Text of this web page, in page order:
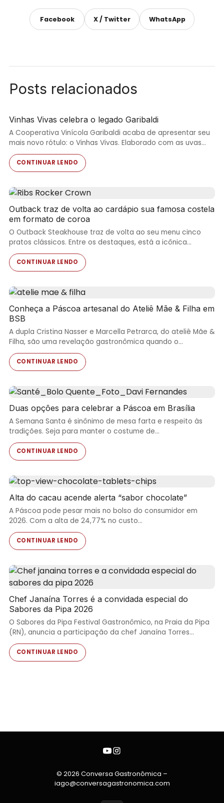
Facebook X / Twitter WhatsApp
Posts relacionados
Vinhas Vivas celebra o legado Garibaldi
A Cooperativa Vinícola Garibaldi acaba de apresentar seu
mais novo rótulo: o Vinhas Vivas. Elaborado com as uvas…
CONTINUAR LENDO
Outback traz de volta ao cardápio sua famosa costela
em formato de coroa
O Outback Steakhouse traz de volta ao seu menu cinco
pratos clássicos. Entre os destaques, está a icônica…
CONTINUAR LENDO
Conheça a Páscoa artesanal do Ateliê Mãe & Filha em
BSB
A dupla Cristina Nasser e Marcella Petrarca, do ateliê Mãe &
Filha, são uma revelação gastronômica quando o…
CONTINUAR LENDO
Duas opções para celebrar a Páscoa em Brasília
A Semana Santa é sinônimo de mesa farta e respeito às
tradições. Seja para manter o costume de…
CONTINUAR LENDO
Alta do cacau acende alerta “sabor chocolate”
A Páscoa pode pesar mais no bolso do consumidor em
2026. Com a alta de 24,77% no custo…
CONTINUAR LENDO
Chef Janaína Torres é a convidada especial do
Sabores da Pipa 2026
O Sabores da Pipa Festival Gastronômico, na Praia da Pipa
(RN), anuncia a participação da chef Janaína Torres…
CONTINUAR LENDO
© 2026 Conversa Gastronômica –
iago@conversagastronomica.com